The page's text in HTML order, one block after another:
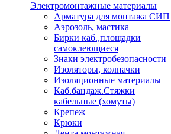
Электромонтажные материалы
Арматура для монтажа СИП
Аэрозоль, мастика
Бирки каб.,площадки
самоклеющиеся
Знаки электробезопасности
Изоляторы, колпачки
Изоляционные материалы
Каб.бандаж.Стяжки
кабельные (хомуты)
Крепеж
Крюки